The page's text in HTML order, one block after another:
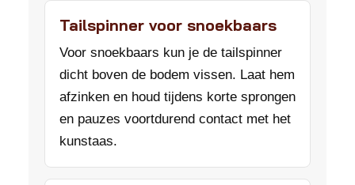
Tailspinner voor snoekbaars
Voor snoekbaars kun je de tailspinner
dicht boven de bodem vissen. Laat hem
afzinken en houd tijdens korte sprongen
en pauzes voortdurend contact met het
kunstaas.